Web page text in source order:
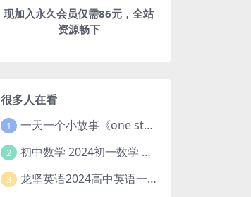
现加入永久会员仅需86元，全站
资源畅下
很多人在看
1 一天一个小故事《one story a day》初中版 百度网盘分享下载
2 初中数学 2024初一数学 朱韬数学 S班春季下 A+班春季下 百度云网盘
3 龙坚英语2024高中英语一轮系统班(全国卷+北京卷)